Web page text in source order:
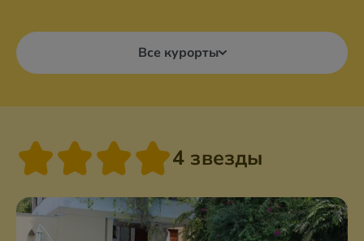
Все курорты
4 звезды